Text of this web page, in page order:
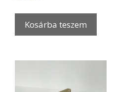
Kosárba teszem